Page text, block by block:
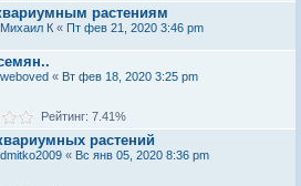
растениям
Михаил К « Пт фев 21, 2020 3:46 pm
weboved « Вт фев 18, 2020 3:25 pm
Рейтинг: 7.41%
растений
dmitko2009 « Вс янв 05, 2020 8:36 pm